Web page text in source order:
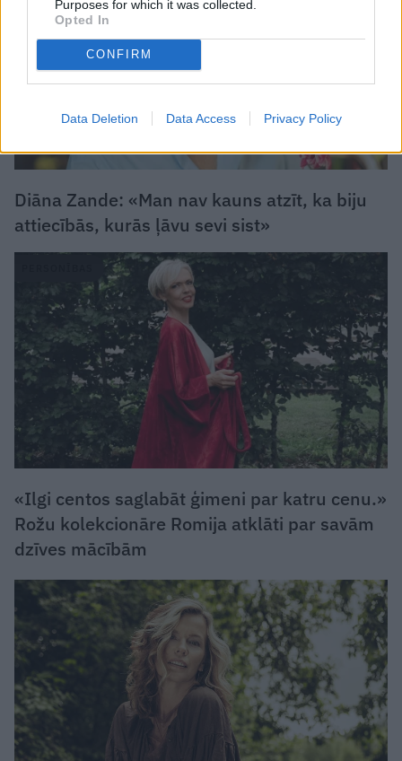
Purposes for which it was collected.
Opted In
CONFIRM
Data Deletion Data Access Privacy Policy
Diāna Zande: «Man nav kauns atzīt, ka biju
attiecībās, kurās ļāvu sevi sist»
«Ilgi centos saglabāt ģimeni par katru cenu.»
Rožu kolekcionāre Romija atklāti par savām
dzīves mācībām